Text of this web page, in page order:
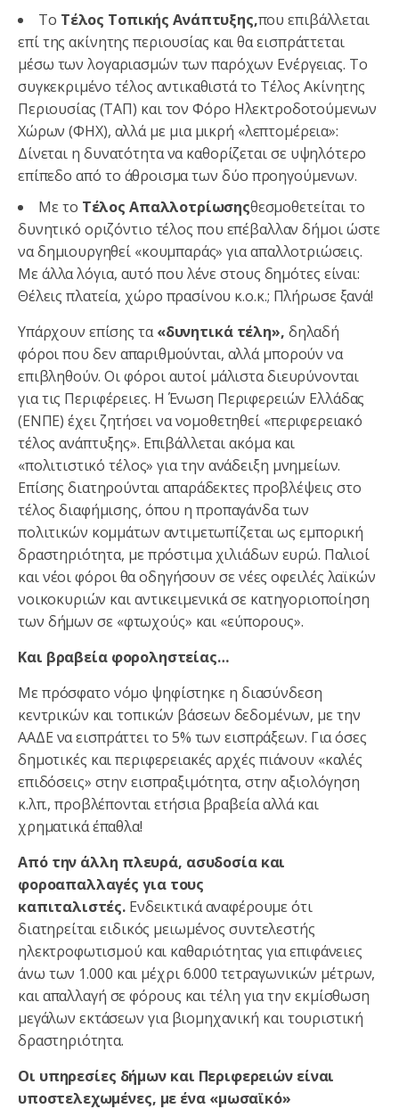
Το Τέλος Τοπικής Ανάπτυξης,που επιβάλλεται
επί της ακίνητης περιουσίας και θα εισπράττεται
μέσω των λογαριασμών των παρόχων Ενέργειας. Το
συγκεκριμένο τέλος αντικαθιστά το Τέλος Ακίνητης
Περιουσίας (ΤΑΠ) και τον Φόρο Ηλεκτροδοτούμενων
Χώρων (ΦΗΧ), αλλά με μια μικρή «λεπτομέρεια»:
Δίνεται η δυνατότητα να καθορίζεται σε υψηλότερο
επίπεδο από το άθροισμα των δύο προηγούμενων.
Με το Τέλος Απαλλοτρίωσηςθεσμοθετείται το
δυνητικό οριζόντιο τέλος που επέβαλλαν δήμοι ώστε
να δημιουργηθεί «κουμπαράς» για απαλλοτριώσεις.
Με άλλα λόγια, αυτό που λένε στους δημότες είναι:
Θέλεις πλατεία, χώρο πρασίνου κ.ο.κ.; Πλήρωσε ξανά!
Υπάρχουν επίσης τα«δυνητικά τέλη», δηλαδή
φόροι που δεν απαριθμούνται, αλλά μπορούν να
επιβληθούν. Οι φόροι αυτοί μάλιστα διευρύνονται
για τις Περιφέρειες. Η Ένωση Περιφερειών Ελλάδας
(ΕΝΠΕ) έχει ζητήσει να νομοθετηθεί «περιφερειακό
τέλος ανάπτυξης». Επιβάλλεται ακόμα και
«πολιτιστικό τέλος» για την ανάδειξη μνημείων.
Επίσης διατηρούνται απαράδεκτες προβλέψεις στο
τέλος διαφήμισης, όπου η προπαγάνδα των
πολιτικών κομμάτων αντιμετωπίζεται ως εμπορική
δραστηριότητα, με πρόστιμα χιλιάδων ευρώ. Παλιοί
και νέοι φόροι θα οδηγήσουν σε νέες οφειλές λαϊκών
νοικοκυριών και αντικειμενικά σε κατηγοριοποίηση
των δήμων σε «φτωχούς» και «εύπορους».
Και βραβεία φοροληστείας…
Με πρόσφατο νόμο ψηφίστηκε η διασύνδεση
κεντρικών και τοπικών βάσεων δεδομένων, με την
ΑΑΔΕ να εισπράττει το 5% των εισπράξεων. Για όσες
δημοτικές και περιφερειακές αρχές πιάνουν «καλές
επιδόσεις» στην εισπραξιμότητα, στην αξιολόγηση
κ.λπ., προβλέπονται ετήσια βραβεία αλλά και
χρηματικά έπαθλα!
Από την άλλη πλευρά, ασυδοσία και
φοροαπαλλαγές για τους
καπιταλιστές.Ενδεικτικά αναφέρουμε ότι
διατηρείται ειδικός μειωμένος συντελεστής
ηλεκτροφωτισμού και καθαριότητας για επιφάνειες
άνω των 1.000 και μέχρι 6.000 τετραγωνικών μέτρων,
και απαλλαγή σε φόρους και τέλη για την εκμίσθωση
μεγάλων εκτάσεων για βιομηχανική και τουριστική
δραστηριότητα.
Οι υπηρεσίες δήμων και Περιφερειών είναι
υποστελεχωμένες, με ένα «μωσαϊκό»